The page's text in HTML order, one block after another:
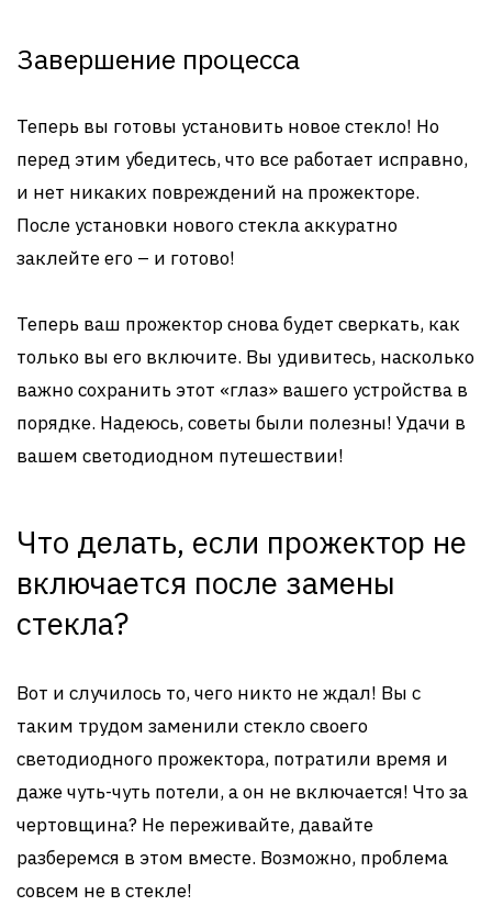
Завершение процесса
Теперь вы готовы установить новое стекло! Но
перед этим убедитесь, что все работает исправно,
и нет никаких повреждений на прожекторе.
После установки нового стекла аккуратно
заклейте его – и готово!
Теперь ваш прожектор снова будет сверкать, как
только вы его включите. Вы удивитесь, насколько
важно сохранить этот «глаз» вашего устройства в
порядке. Надеюсь, советы были полезны! Удачи в
вашем светодиодном путешествии!
Что делать, если прожектор не
включается после замены
стекла?
Вот и случилось то, чего никто не ждал! Вы с
таким трудом заменили стекло своего
светодиодного прожектора, потратили время и
даже чуть-чуть потели, а он не включается! Что за
чертовщина? Не переживайте, давайте
разберемся в этом вместе. Возможно, проблема
совсем не в стекле!